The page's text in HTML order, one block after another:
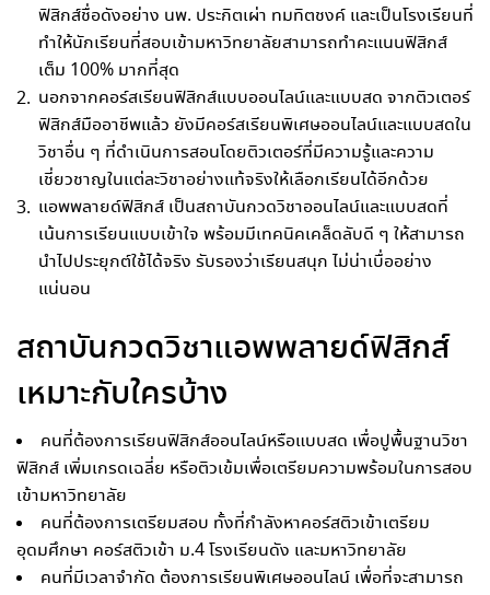
ฟิสิกส์ชื่อดังอย่าง นพ. ประกิตเผ่า ทมทิตชงค์ และเป็นโรงเรียนที่
ทำให้นักเรียนที่สอบเข้ามหาวิทยาลัยสามารถทำคะแนนฟิสิกส์
เต็ม 100% มากที่สุด
นอกจากคอร์สเรียนฟิสิกส์แบบออนไลน์และแบบสด จากติวเตอร์
ฟิสิกส์มืออาชีพแล้ว ยังมีคอร์สเรียนพิเศษออนไลน์และแบบสดใน
วิชาอื่น ๆ ที่ดำเนินการสอนโดยติวเตอร์ที่มีความรู้และความ
เชี่ยวชาญในแต่ละวิชาอย่างแท้จริงให้เลือกเรียนได้อีกด้วย
แอพพลายด์ฟิสิกส์ เป็นสถาบันกวดวิชาออนไลน์และแบบสดที่
เน้นการเรียนแบบเข้าใจ พร้อมมีเทคนิคเคล็ดลับดี ๆ ให้สามารถ
นำไปประยุกต์ใช้ได้จริง รับรองว่าเรียนสนุก ไม่น่าเบื่ออย่าง
แน่นอน
สถาบันกวดวิชาแอพพลายด์ฟิสิกส์
เหมาะกับใครบ้าง
คนที่ต้องการเรียนฟิสิกส์ออนไลน์หรือแบบสด เพื่อปูพื้นฐานวิชา
ฟิสิกส์ เพิ่มเกรดเฉลี่ย หรือติวเข้มเพื่อเตรียมความพร้อมในการสอบ
เข้ามหาวิทยาลัย
คนที่ต้องการเตรียมสอบ ทั้งที่กำลังหาคอร์สติวเข้าเตรียม
อุดมศึกษา คอร์สติวเข้า ม.4 โรงเรียนดัง และมหาวิทยาลัย
คนที่มีเวลาจำกัด ต้องการเรียนพิเศษออนไลน์ เพื่อที่จะสามารถ